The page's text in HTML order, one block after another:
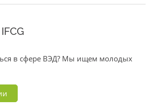
в сфере ВЭД? Мы ищем молодых